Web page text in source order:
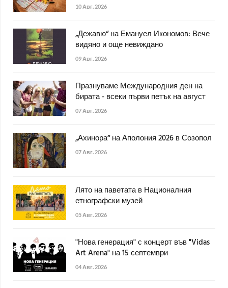
10 Авг. 2026
„Дежавю“ на Емануел Икономов: Вече
видяно и още невиждано
09 Авг. 2026
Празнуваме Международния ден на
бирата - всеки първи петък на август
07 Авг. 2026
„Ахинора“ на Аполония 2026 в Созопол
07 Авг. 2026
Лято на паветата в Националния
етнографски музей
05 Авг. 2026
"Нова генерация" с концерт във "Vidas
Art Arena" на 15 септември
04 Авг. 2026